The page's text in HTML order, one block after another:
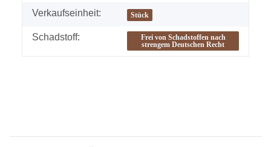
Verkaufseinheit: Stück
Schadstoff:
Frei von Schadstoffen nach
strengem Deutschen Recht